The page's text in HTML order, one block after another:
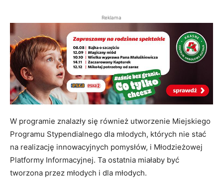
Reklama
W programie znalazły się również utworzenie Miejskiego
Programu Stypendialnego dla młodych, których nie stać
na realizację innowacyjnych pomysłów, i Młodzieżowej
Platformy Informacyjnej. Ta ostatnia miałaby być
tworzona przez młodych i dla młodych.